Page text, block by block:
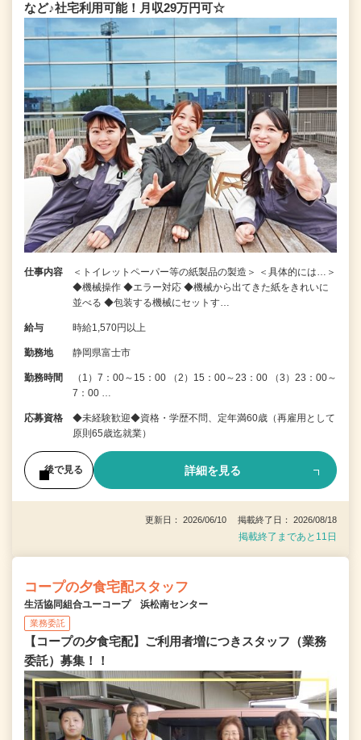
など♪社宅利用可能！月収29万円可☆
仕事内容
＜トイレットペーパー等の紙製品の製造＞ ＜具体的には…＞
◆機械操作 ◆エラー対応 ◆機械から出てきた紙をきれいに
並べる ◆包装する機械にセットす…
給与 時給1,570円以上
勤務地 静岡県富士市
勤務時間
（1）7：00～15：00 （2）15：00～23：00 （3）23：00～
7：00 …
応募資格
◆未経験歓迎◆資格・学歴不問、定年満60歳（再雇用として
原則65歳迄就業）
後で見る 詳細を見る
更新日： 2026/06/10 掲載終了日： 2026/08/18
掲載終了まであと11日
コープの夕食宅配スタッフ
生活協同組合ユーコープ 浜松南センター
業務委託
【コープの夕食宅配】ご利用者増につきスタッフ（業務
委託）募集！！